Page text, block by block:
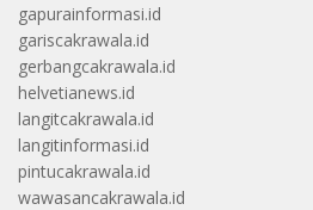
gapurainformasi.id
gariscakrawala.id
gerbangcakrawala.id
helvetianews.id
langitcakrawala.id
langitinformasi.id
pintucakrawala.id
wawasancakrawala.id